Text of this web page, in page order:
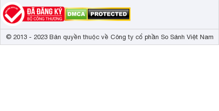
© 2013 - 2023 Bản quyền thuộc về Công ty cổ phần So Sánh Việt Nam